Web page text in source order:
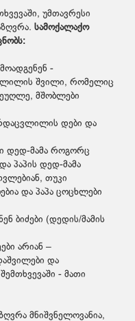
უმთავრესი
სამოქალაქო
-
შვილი, რომელიც
მშობლები
დები და
დედ-მამა როგორც
პაპის დედ-მამა
თუკი
და პაპა ცოცხლები
ბიძები (დედის/მამის
არიან –
და
- მათი
მნიშვნელოვანია,